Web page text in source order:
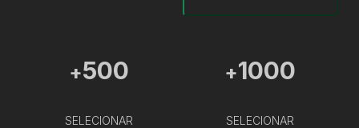
+500
SELECIONAR
+1000
SELECIONAR